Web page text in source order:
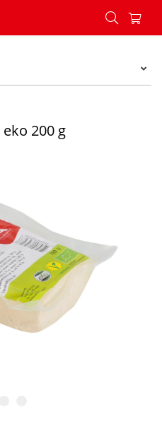
svježi eko 200 g - Konzum
200 g